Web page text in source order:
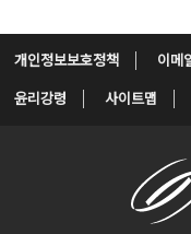
개인정보보호정책 이메
윤리강령 사이트맵